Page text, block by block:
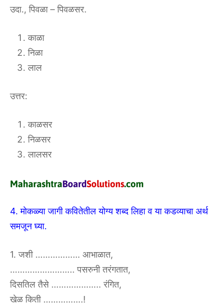
उदा., पिवळा – पिवळसर.
काळा
निळा
लाल
उत्तर:
काळसर
निळसर
लालसर
4. मोकळ्या जागी कवितेतील योग्य शब्द लिहा व या कडव्याचा अर्थ
समजून घ्या.
1. जशी ……………… आभाळात,
…………………….. पसरुनी तरंगतात,
दिसतिल तैसे ……………….. रंगित,
खेळ किती …………….!